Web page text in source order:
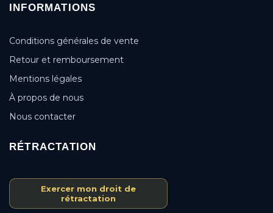
INFORMATIONS
Conditions générales de vente
Retour et remboursement
Mentions légales
À propos de nous
Nous contacter
RÉTRACTATION
Exercer mon droit de
rétractation